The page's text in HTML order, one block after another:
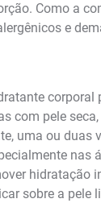
Como a
e
corporal
com pele
uma ou duas
nas
hidratação
sobre a pele